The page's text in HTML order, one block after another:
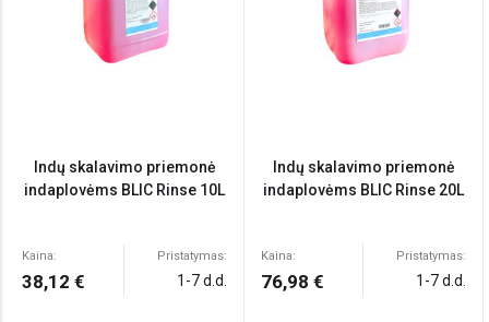
Indų skalavimo priemonė
indaplovėms BLIC Rinse 10L
Kaina:
38,12 €
Pristatymas:
1-7 d.d.
Indų skalavimo priemonė
indaplovėms BLIC Rinse 20L
Kaina:
76,98 €
Pristatymas:
1-7 d.d.